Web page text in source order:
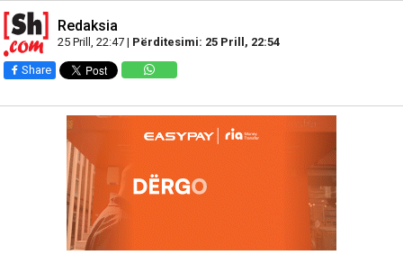
Redaksia
25 Prill, 22:47 | Përditesimi: 25 Prill, 22:54
Share